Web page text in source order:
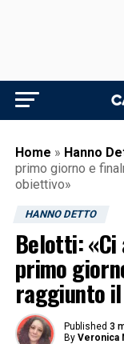
Home » Hanno
primo giorno e
obiettivo»
HANNO DETTO
Belotti: «Ci
primo
raggiunto
Published 3
By Veronica